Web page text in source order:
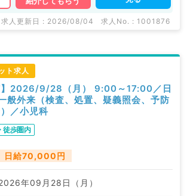
求人更新日 : 2026/08/04 求人No. : 1001876
ト求人
】2026/9/28（月） 9:00～17:00／日
外来（検査、処置、疑義照会、予防
／小児科
徒歩圏内
日給70,000円
年09月28日（月）